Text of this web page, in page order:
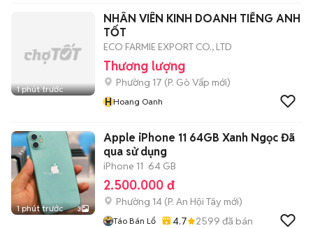
1 phút trước
NHÂN VIÊN KINH DOANH TIẾNG ANH
TỐT
ECO FARMIE EXPORT CO., LTD
Thương lượng
Phường 17 (P. Gò Vấp mới)
HHoang Oanh
1 phút trước 3
Apple iPhone 11 64GB Xanh Ngọc Đã
qua sử dụng
iPhone 11 64 GB
2.500.000 đ
Phường 14 (P. An Hội Tây mới)
Táo Bán Lổ 4.7 2599 đã bán